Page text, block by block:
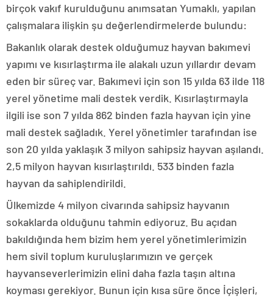
birçok vakıf kurulduğunu anımsatan Yumaklı, yapılan
çalışmalara ilişkin şu değerlendirmelerde bulundu:
Bakanlık olarak destek olduğumuz hayvan bakımevi
yapımı ve kısırlaştırma ile alakalı uzun yıllardır devam
eden bir süreç var. Bakımevi için son 15 yılda 63 ilde 118
yerel yönetime mali destek verdik. Kısırlaştırmayla
ilgili ise son 7 yılda 862 binden fazla hayvan için yine
mali destek sağladık. Yerel yönetimler tarafından ise
son 20 yılda yaklaşık 3 milyon sahipsiz hayvan aşılandı.
2,5 milyon hayvan kısırlaştırıldı. 533 binden fazla
hayvan da sahiplendirildi.
Ülkemizde 4 milyon civarında sahipsiz hayvanın
sokaklarda olduğunu tahmin ediyoruz. Bu açıdan
bakıldığında hem bizim hem yerel yönetimlerimizin
hem sivil toplum kuruluşlarımızın ve gerçek
hayvanseverlerimizin elini daha fazla taşın altına
koyması gerekiyor. Bunun için kısa süre önce İçişleri,